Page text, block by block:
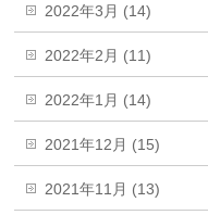
2022年3月 (14)
2022年2月 (11)
2022年1月 (14)
2021年12月 (15)
2021年11月 (13)